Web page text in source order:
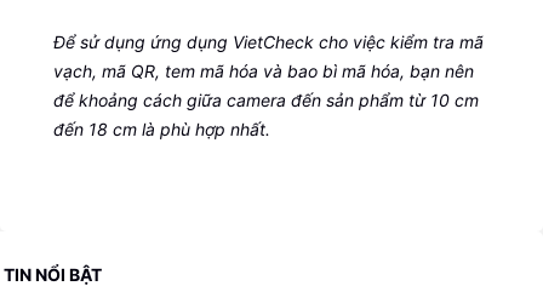
Để sử dụng ứng dụng VietCheck cho việc kiểm tra mã
vạch, mã QR, tem mã hóa và bao bì mã hóa, bạn nên
để khoảng cách giữa camera đến sản phẩm từ 10 cm
đến 18 cm là phù hợp nhất.
TIN NỔI BẬT